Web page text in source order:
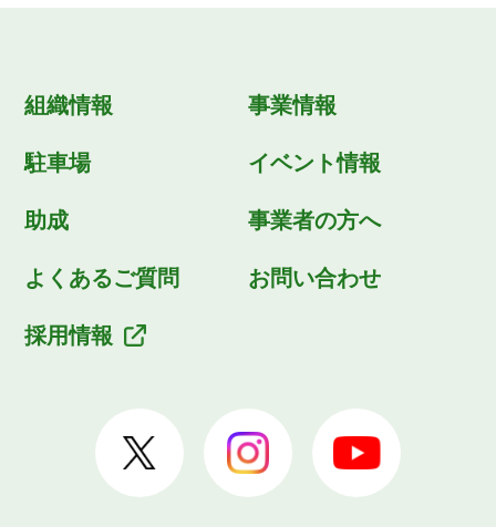
組織情報 事業情報
駐車場 イベント情報
助成 事業者の方へ
よくあるご質問 お問い合わせ
採用情報